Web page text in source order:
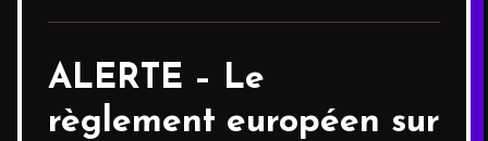
ALERTE – Le
règlement européen sur